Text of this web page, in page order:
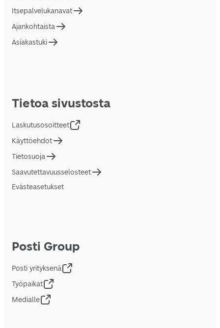
Itsepalvelukanavat
Ajankohtaista
Asiakastuki
Tietoa sivustosta
Laskutusosoitteet
Käyttöehdot
Tietosuoja
Saavutettavuusselosteet
Evästeasetukset
Posti Group
Posti yrityksenä
Työpaikat
Medialle